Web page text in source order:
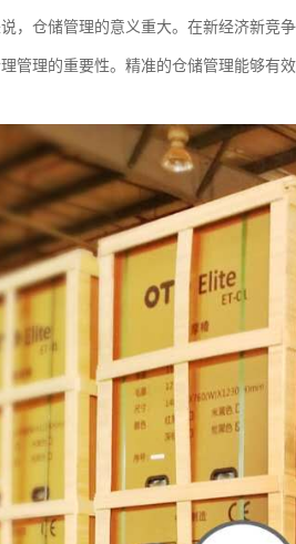
，仓储管理的意义重大。在新经济新竞
管理的重要性。精准的仓储管理能够有